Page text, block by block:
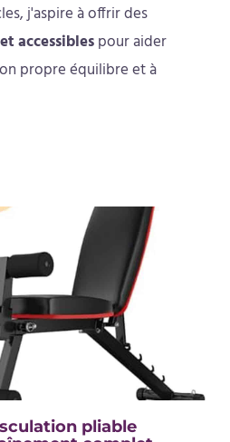
j'aspire à offrir des
accessiblespour aider
propre équilibre et à
pliable